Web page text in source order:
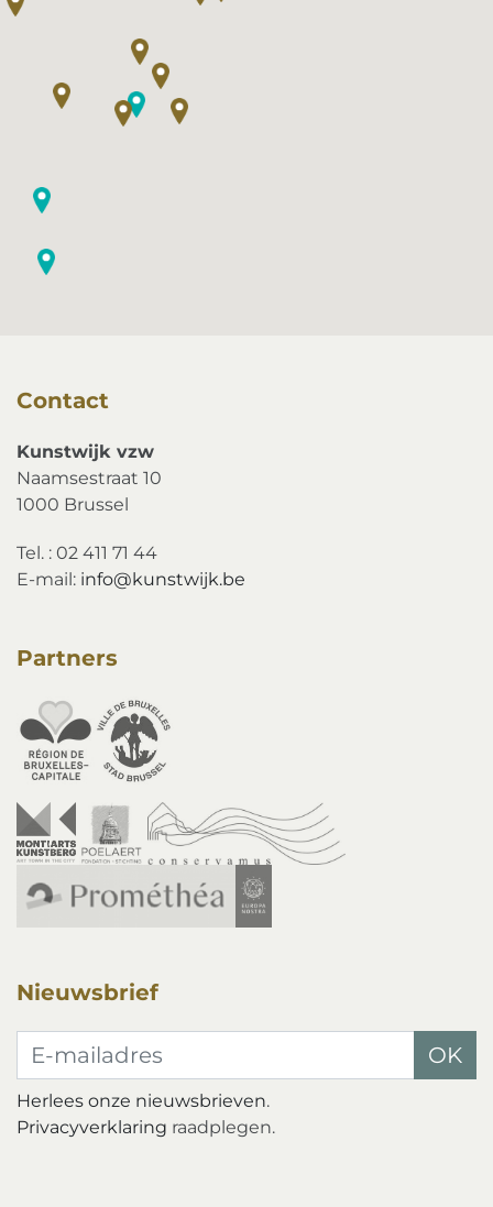
Contact
Kunstwijk vzw
Naamsestraat 10
1000 Brussel
Tel. : 02 411 71 44
E-mail: info@kunstwijk.be
Partners
Nieuwsbrief
E-mailadres OK
Herlees onze nieuwsbrieven.
Privacyverklaring raadplegen.